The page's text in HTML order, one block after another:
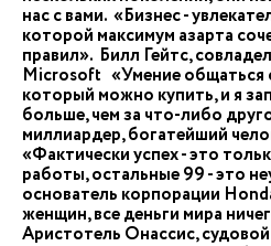
нас с вами. «Бизнес -
которой максимум азарта
правил». Билл Гейтс,
Microsoft «Умение общаться
который можно купить, и я
больше, чем за что-либо
миллиардер, богатейший
«Фактически успех - это
работы, остальные 99 - это
основатель корпорации
женщин, все деньги мира
Аристотель Онассис,